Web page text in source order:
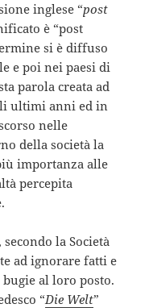
inglese “post
è “post
si è diffuso
e poi nei paesi di
parola creata ad
ultimi anni ed in
nelle
della società la
importanza alle
percepita
la Società
ad ignorare fatti e
al loro posto.
“Die Welt”